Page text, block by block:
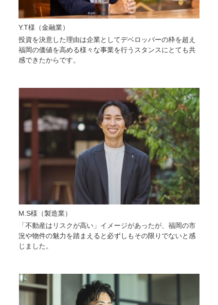
Y.T様（金融業）
投資を決意した理由は企業としてデベロッパーの枠を超え
福岡の価値を高める様々な事業を行うスタンスにとても共
感できたからです。
M.S様（製造業）
「不動産はリスクが高い」イメージがあったが、福岡の市
況や物件の魅力を踏まえると必ずしもその限りでないと感
じました。